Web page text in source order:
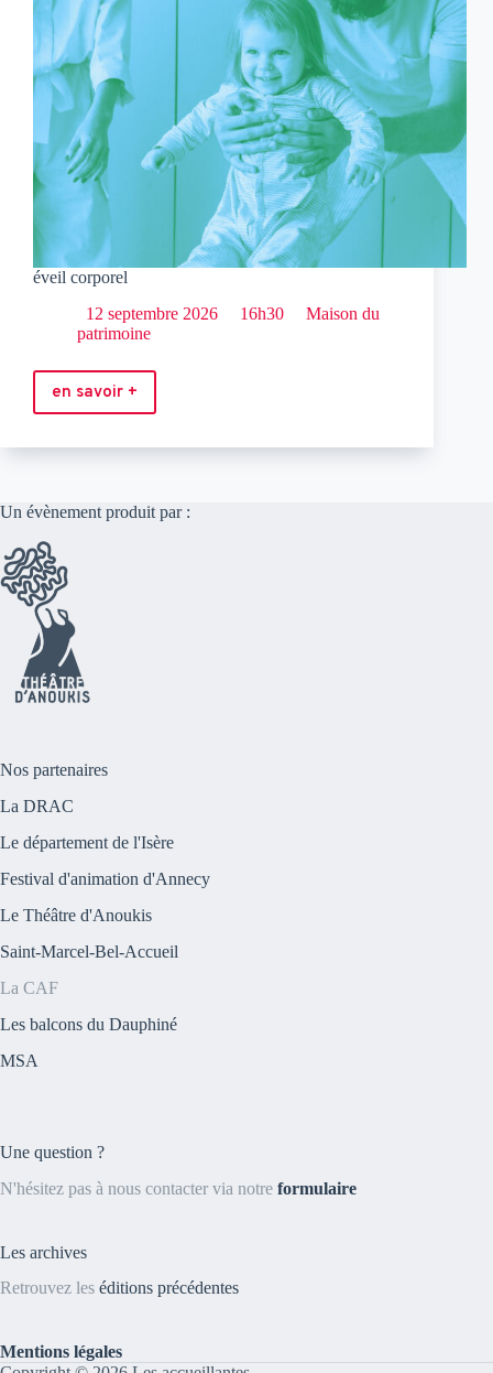
éveil corporel
12 septembre 2026
16h30
Maison du
patrimoine
en savoir +
éveil
Un évènement produit par :
Nos partenaires
La DRAC
Le département de l'Isère
Festival d'animation d'Annecy
Le Théâtre d'Anoukis
Saint-Marcel-Bel-Accueil
La CAF
Les balcons du Dauphiné
MSA
Une question ?
N'hésitez pas à nous contacter via notre formulaire
Les archives
Retrouvez les éditions précédentes
Mentions légales